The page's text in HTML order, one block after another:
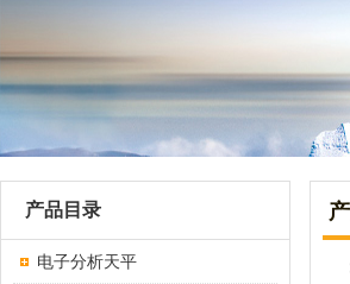
产品目录
电子分析天平